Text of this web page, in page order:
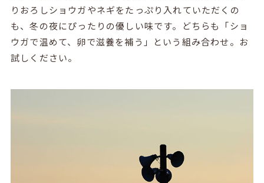
りおろしショウガやネギをたっぷり入れていただくの
も、冬の夜にぴったりの優しい味です。どちらも「ショ
ウガで温めて、卵で滋養を補う」という組み合わせ。お
試しください。